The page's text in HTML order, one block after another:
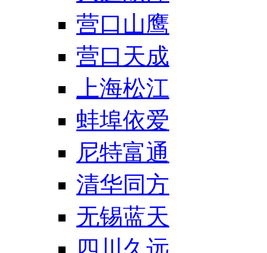
营口山鹰
营口天成
上海松江
蚌埠依爱
尼特富通
清华同方
无锡蓝天